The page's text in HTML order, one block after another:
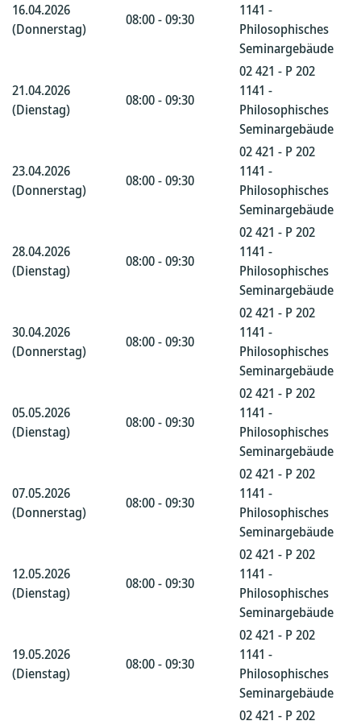
16.04.2026
(Donnerstag)
08:00 - 09:30
1141 -
Philosophisches
Seminargebäude
21.04.2026
(Dienstag)
08:00 - 09:30
02 421 - P 202
1141 -
Philosophisches
Seminargebäude
23.04.2026
(Donnerstag)
08:00 - 09:30
02 421 - P 202
1141 -
Philosophisches
Seminargebäude
28.04.2026
(Dienstag)
08:00 - 09:30
02 421 - P 202
1141 -
Philosophisches
Seminargebäude
30.04.2026
(Donnerstag)
08:00 - 09:30
02 421 - P 202
1141 -
Philosophisches
Seminargebäude
05.05.2026
(Dienstag)
08:00 - 09:30
02 421 - P 202
1141 -
Philosophisches
Seminargebäude
07.05.2026
(Donnerstag)
08:00 - 09:30
02 421 - P 202
1141 -
Philosophisches
Seminargebäude
12.05.2026
(Dienstag)
08:00 - 09:30
02 421 - P 202
1141 -
Philosophisches
Seminargebäude
19.05.2026
(Dienstag)
08:00 - 09:30
02 421 - P 202
1141 -
Philosophisches
Seminargebäude
02 421 - P 202